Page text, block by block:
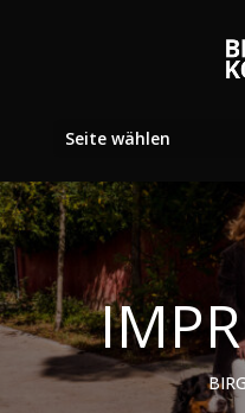
Seite wählen